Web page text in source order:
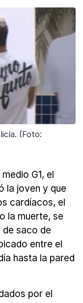
(Foto:
G1, el
la joven y que
cardíacos, el
la muerte, se
de saco de
entre el
hasta la pared
por el